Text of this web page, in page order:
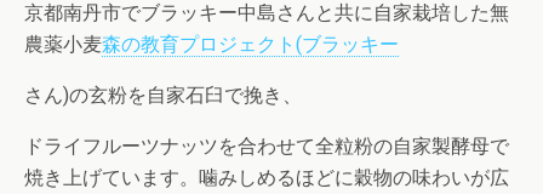
京都南丹市でブラッキー中島さんと共に自家栽培した無
農薬小麦森の教育プロジェクト(ブラッキー
さん)の玄粉を自家石臼で挽き、
ドライフルーツナッツを合わせて全粒粉の自家製酵母で
焼き上げています。噛みしめるほどに穀物の味わいが広